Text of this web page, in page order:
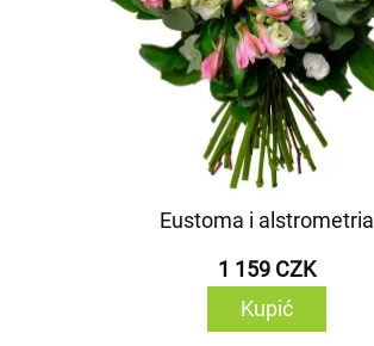
Eustoma i alstrometria
1 159 CZK
Kupić